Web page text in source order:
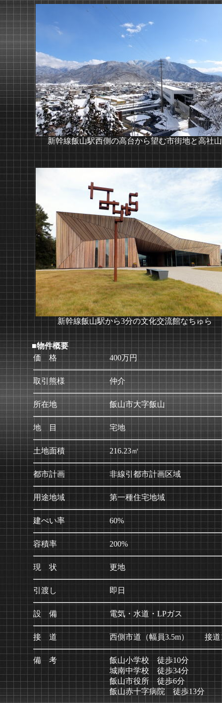
新幹線飯山駅西側の高台から望む市街地と高社山
新幹線飯山駅から3分の文化交流館なちゅら
■物件概要
価 格
400万円
取引熊様 仲介
所在地 飯山市大字飯山
地 目 宅地
土地面積 216.23㎡
都市計画 非線引都市計画区域
用途地域 第一種住宅地域
建ぺい率 60%
容積率 200%
現 状 更地
引渡し 即日
設 備 電気・水道・LPガス
接 道 西側市道（幅員3.5m） 接道
備 考
飯山小学校 徒歩10分
城南中学校 徒歩34分
飯山市役所 徒歩6分
飯山赤十字病院 徒歩13分